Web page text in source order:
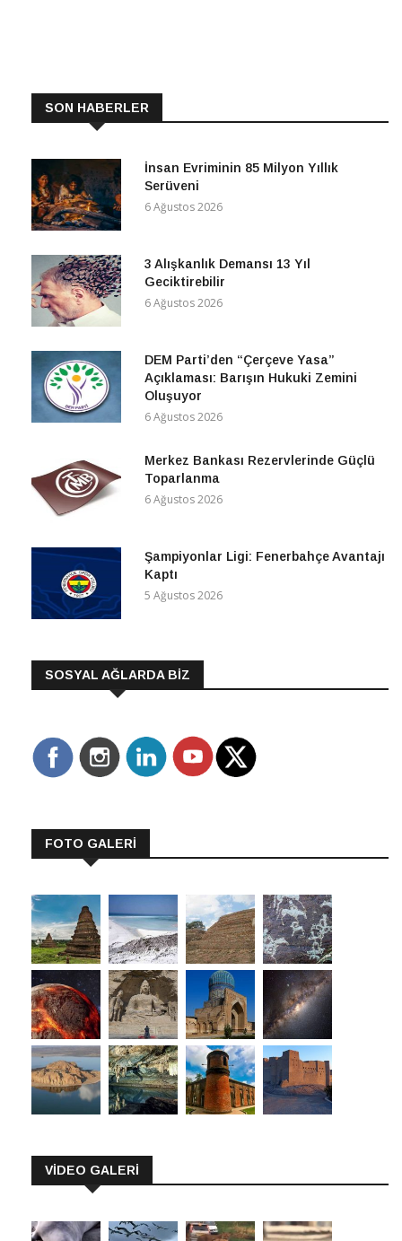
SON HABERLER
İnsan Evriminin 85 Milyon Yıllık
Serüveni
6 Ağustos 2026
3 Alışkanlık Demansı 13 Yıl
Geciktirebilir
6 Ağustos 2026
DEM Parti’den “Çerçeve Yasa”
Açıklaması: Barışın Hukuki Zemini
Oluşuyor
6 Ağustos 2026
Merkez Bankası Rezervlerinde Güçlü
Toparlanma
6 Ağustos 2026
Şampiyonlar Ligi: Fenerbahçe Avantajı
Kaptı
5 Ağustos 2026
SOSYAL AĞLARDA BİZ
FOTO GALERİ
VİDEO GALERİ